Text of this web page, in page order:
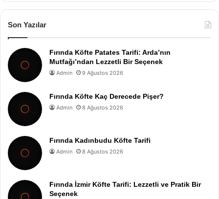
Son Yazılar
Fırında Köfte Patates Tarifi: Arda’nın
Mutfağı’ndan Lezzetli Bir Seçenek
Admin 9 Ağustos 2026
Fırında Köfte Kaç Derecede Pişer?
Admin 8 Ağustos 2026
Fırında Kadınbudu Köfte Tarifi
Admin 8 Ağustos 2026
Fırında İzmir Köfte Tarifi: Lezzetli ve Pratik Bir
Seçenek